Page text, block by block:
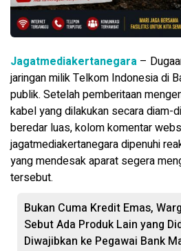
Jagatmediakertanegara –
jaringan milik Telkom Indonesia di
publik. Setelah pemberitaan
kabel yang dilakukan secara diam-
beredar luas, kolom komentar
jagatmediakertanegara dipenuhi
yang mendesak aparat segera
tersebut.
Bukan Cuma Kredit Emas,
Sebut Ada Produk Lain yang
Diwajibkan ke Pegawai Bank